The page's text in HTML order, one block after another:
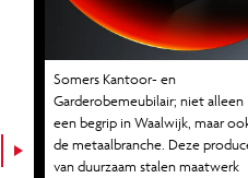
Somers Kantoor- en
Garderobemeubilair; niet alleen
een begrip in Waalwijk, maar
de metaalbranche. Deze
van duurzaam stalen maatwerk